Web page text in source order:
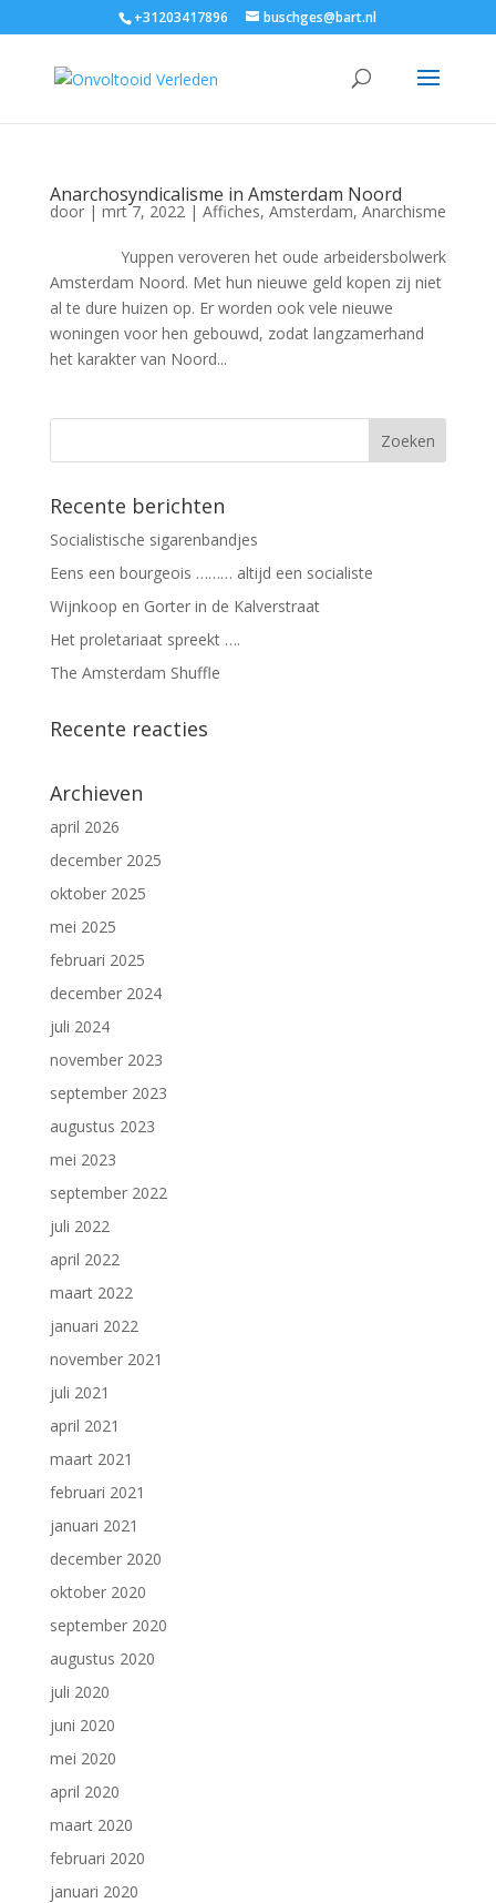
+31203417896 buschges@bart.nl
Anarchosyndicalisme in Amsterdam Noord
door | mrt 7, 2022| Affiches, Amsterdam, Anarchisme
Yuppen veroveren het oude arbeidersbolwerk
Amsterdam Noord. Met hun nieuwe geld kopen zij niet
al te dure huizen op. Er worden ook vele nieuwe
woningen voor hen gebouwd, zodat langzamerhand
het karakter van Noord...
Recente berichten
Socialistische sigarenbandjes
Eens een bourgeois ……… altijd een socialiste
Wijnkoop en Gorter in de Kalverstraat
Het proletariaat spreekt ….
The Amsterdam Shuffle
Recente reacties
Archieven
april 2026
december 2025
oktober 2025
mei 2025
februari 2025
december 2024
juli 2024
november 2023
september 2023
augustus 2023
mei 2023
september 2022
juli 2022
april 2022
maart 2022
januari 2022
november 2021
juli 2021
april 2021
maart 2021
februari 2021
januari 2021
december 2020
oktober 2020
september 2020
augustus 2020
juli 2020
juni 2020
mei 2020
april 2020
maart 2020
februari 2020
januari 2020